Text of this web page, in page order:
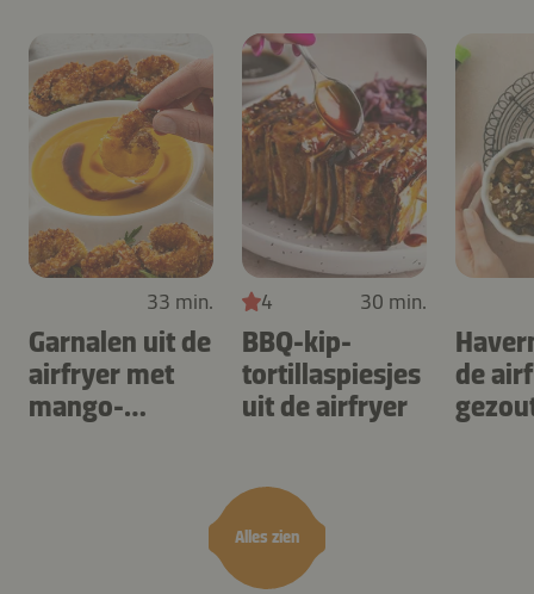
Alles zien
33 min.
Garnalen uit de
airfryer met
mango-
4 30 min.
BBQ-kip-
tortillaspiesjes
uit de airfryer
de